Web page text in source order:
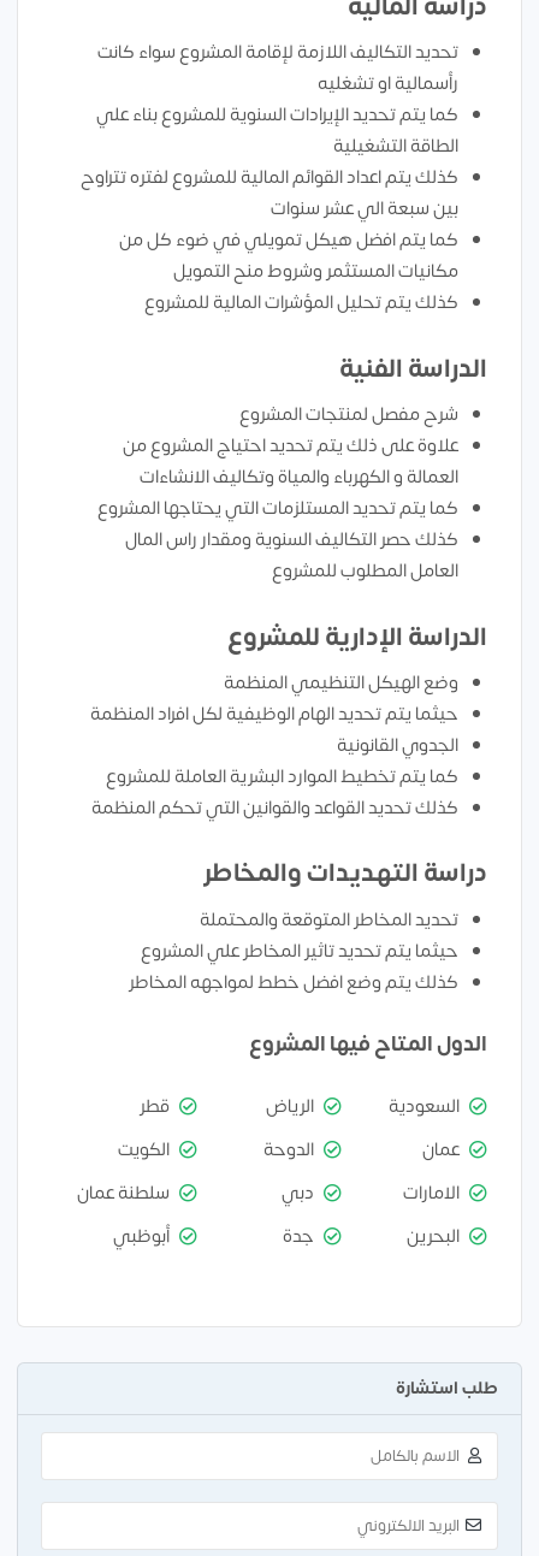
تحديد التكاليف اللازمة لإقامة المشروع سواء كانت
رأسمالية او تشغليه
كما يتم تحديد الإيرادات السنوية للمشروع بناء علي
الطاقة التشغيلية
كذلك يتم اعداد القوائم المالية للمشروع لفتره تتراوح
بين سبعة الي عشر سنوات
كما يتم افضل هيكل تمويلي في ضوء كل من
مكانيات المستثمر وشروط منح التمويل
كذلك يتم تحليل المؤشرات المالية للمشروع
الدراسة الفنية
شرح مفصل لمنتجات المشروع
علاوة على ذلك يتم تحديد احتياج المشروع من
العمالة و الكهرباء والمياة وتكاليف الانشاءات
كما يتم تحديد المستلزمات التي يحتاجها المشروع
كذلك حصر التكاليف السنوية ومقدار راس المال
العامل المطلوب للمشروع
الدراسة الإدارية للمشروع
وضع الهيكل التنظيمي المنظمة
حيثما يتم تحديد الهام الوظيفية لكل افراد المنظمة
الجدوي القانونية
كما يتم تخطيط الموارد البشرية العاملة للمشروع
كذلك تحديد القواعد والقوانين التي تحكم المنظمة
دراسة التهديدات والمخاطر
تحديد المخاطر المتوقعة والمحتملة
حيثما يتم تحديد تاثير المخاطر علي المشروع
كذلك يتم وضع افضل خطط لمواجهه المخاطر
الدول المتاح فيها المشروع
السعودية الرياض
قطر
عمان
الدوحة
الكويت
الامارات
دبي
سلطنة عمان
البحرين
جدة أبوظبي
طلب استشارة